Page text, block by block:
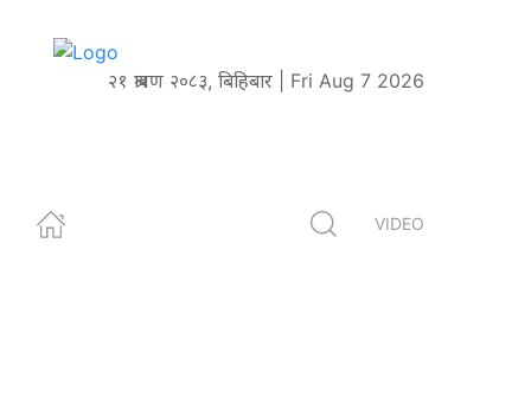
२१ श्रावण २०८३, बिहिबार | Fri Aug 7 2026
VIDEO